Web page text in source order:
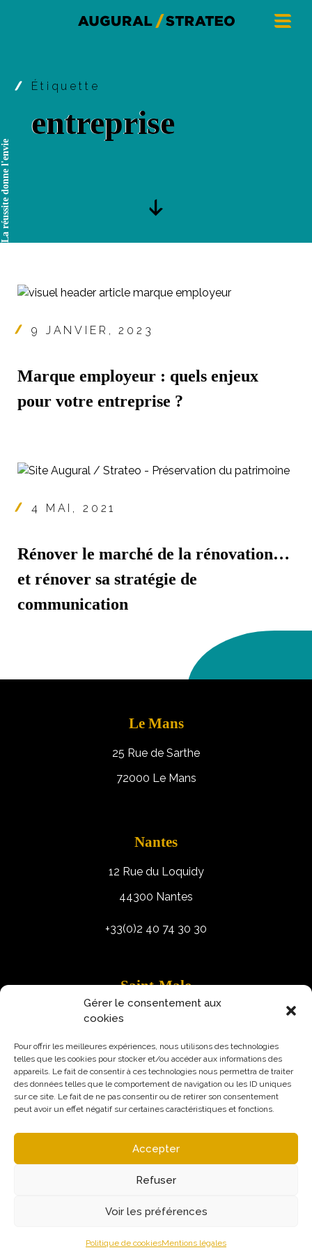
Gérer le consentement aux
cookies
Pour offrir les meilleures expériences, nous utilisons des technologies
telles que les cookies pour stocker et/ou accéder aux informations des
appareils. Le fait de consentir à ces technologies nous permettra de traiter
des données telles que le comportement de navigation ou les ID uniques
sur ce site. Le fait de ne pas consentir ou de retirer son consentement
peut avoir un effet négatif sur certaines caractéristiques et fonctions.
Accepter
Refuser
Voir les préférences
Politique de cookiesMentions légales
La réussite donne l'envie
Étiquette
entreprise
9 JANVIER, 2023
Marque employeur : quels enjeux
pour votre entreprise ?
4 MAI, 2021
Rénover le marché de la rénovation…
et rénover sa stratégie de
communication
Le Mans
25 Rue de Sarthe
72000 Le Mans
Nantes
12 Rue du Loquidy
44300 Nantes
+33(0)2 40 74 30 30
Saint-Malo
9 Rue Robert Schuman
35400 Saint-Malo
Mentions légales Politique de confidentialité